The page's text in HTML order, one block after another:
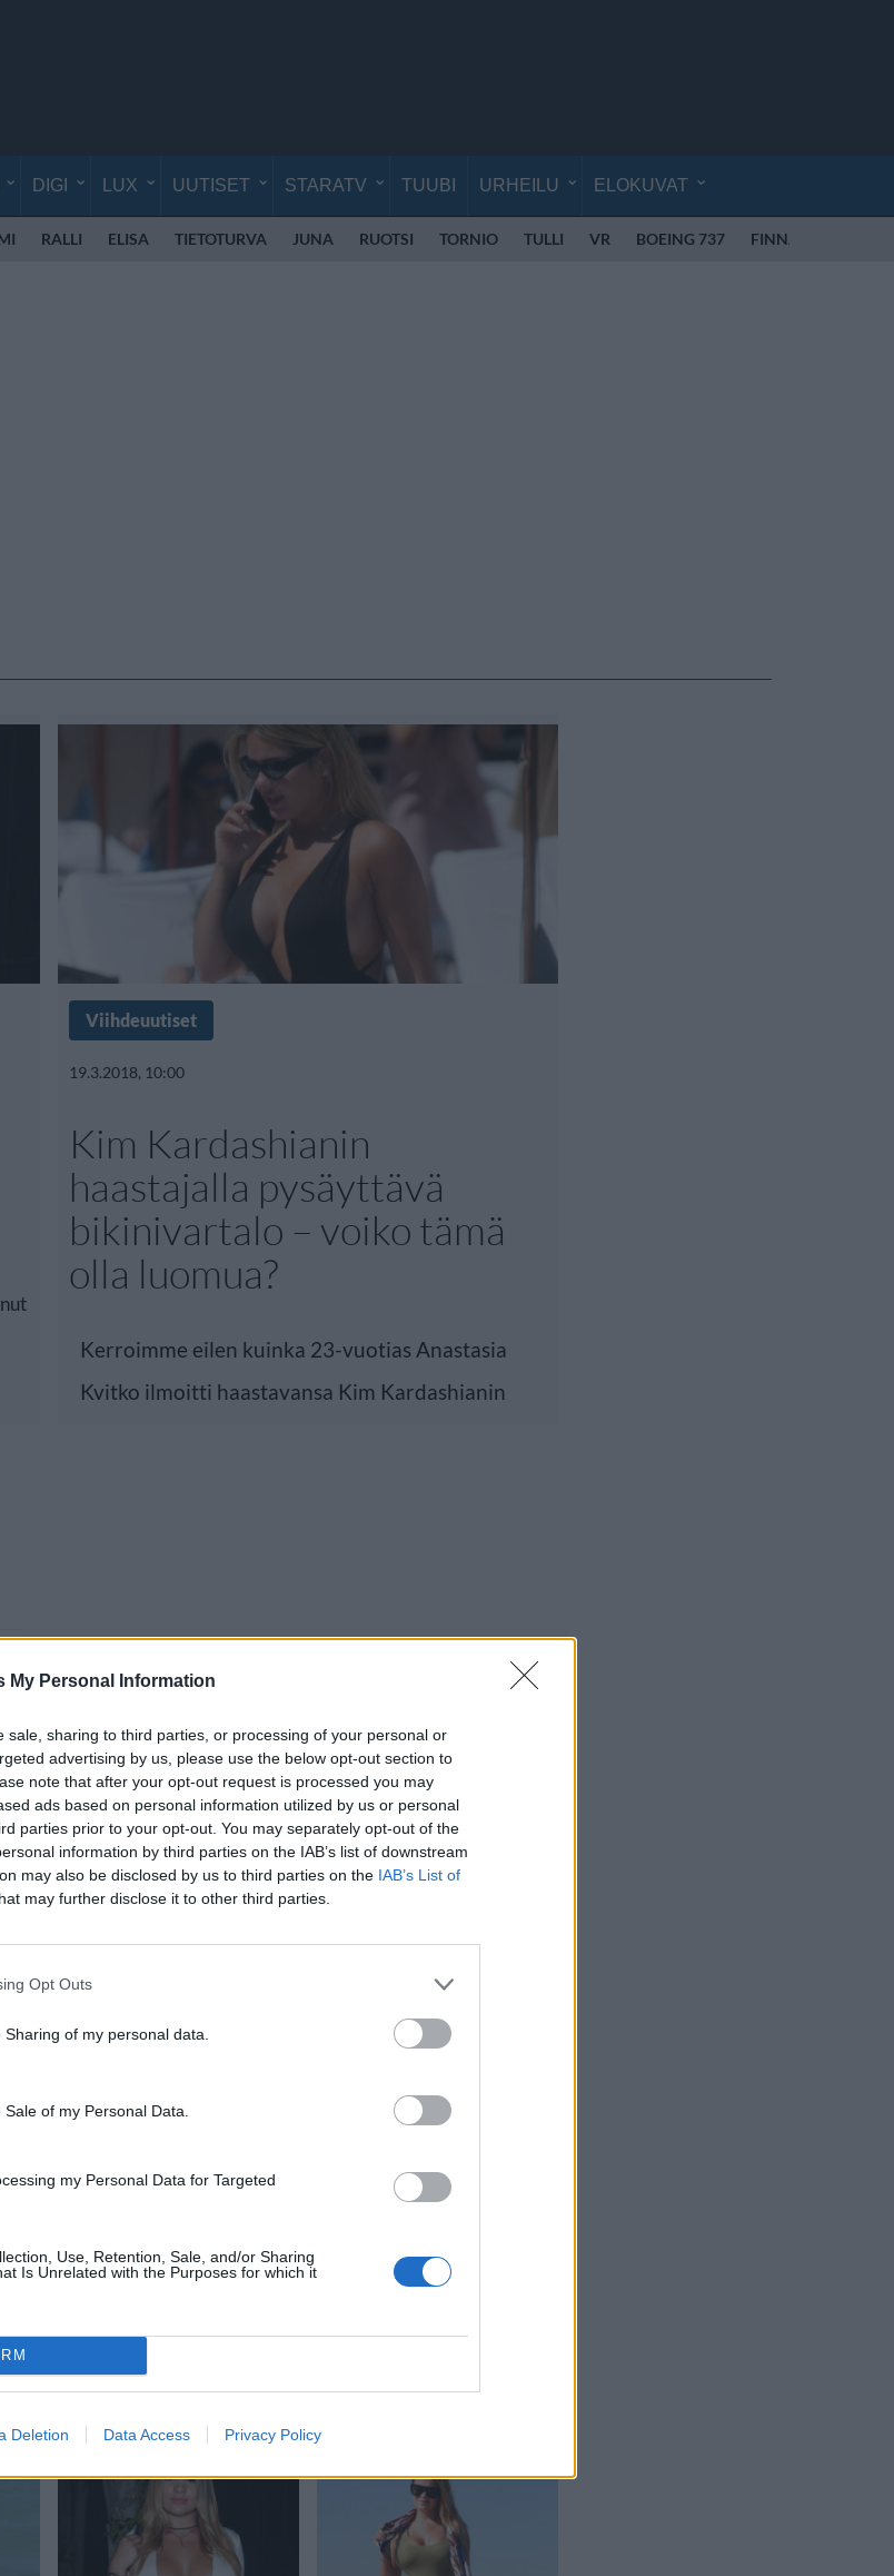
My Personal Information
sale, sharing to third parties, or processing of your personal or
advertising by us, please use the below opt-out section to
note that after your opt-out request is processed you may
ads based on personal information utilized by us or personal
parties prior to your opt-out. You may separately opt-out of the
information by third parties on the IAB’s list of downstream
may also be disclosed by us to third parties on the IAB’s List of
may further disclose it to other third parties.
Opt Outs
of my personal data.
of my Personal Data.
my Personal Data for Targeted
Use, Retention, Sale, and/or Sharing
Is Unrelated with the Purposes for which it
Deletion Data Access Privacy Policy
DIGI LUX UUTISET STARATV TUUBI URHEILU ELOKUVAT
RALLI ELISA TIETOTURVA JUNA RUOTSI TORNIO TULLI VR BOEING 737 FINNAIR
Viihdeuutiset
19.3.2018, 10:00
Kim Kardashianin
haastajalla pysäyttävä
bikinivartalo – voiko tämä
olla luomua?
Kerroimme eilen kuinka 23-vuotias Anastasia
Kvitko ilmoitti haastavansa Kim Kardashianin
15.8.2017, 8:00
Anastasia Kvitko loksautti leuat –
tämäkö luomuvartalo?